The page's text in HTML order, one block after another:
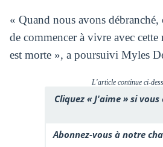
« Quand nous avons débranché,
de commencer à vivre avec cette
est morte », a poursuivi Myles
L'article continue ci-
Cliquez « J'aime » si vous
Abonnez-vous à notre